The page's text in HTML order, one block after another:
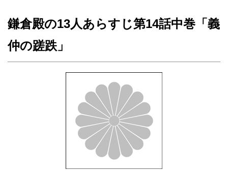
鎌倉殿の13人あらすじ第14話中巻「義
仲の蹉跌」